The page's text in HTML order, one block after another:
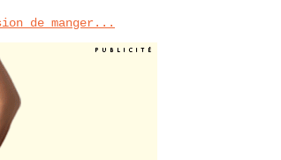
de manger...